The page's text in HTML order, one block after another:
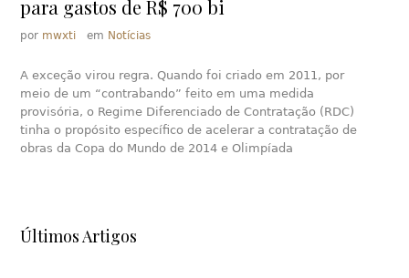
para gastos de R$ 700 bi
por mwxti em Notícias
A exceção virou regra. Quando foi criado em 2011, por
meio de um “contrabando” feito em uma medida
provisória, o Regime Diferenciado de Contratação (RDC)
tinha o propósito específico de acelerar a contratação de
obras da Copa do Mundo de 2014 e Olimpíada
Últimos Artigos